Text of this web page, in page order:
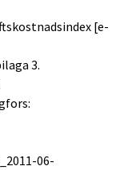
[e-
3.
06-